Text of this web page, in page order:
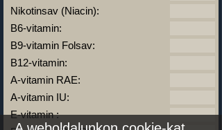
Nikotinsav (Niacin):
B6-vitamin:
B9-vitamin Folsav:
B12-vitamin:
A-vitamin RAE:
A-vitamin IU:
E-vitamin :